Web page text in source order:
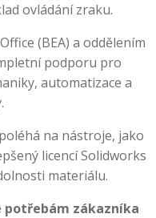
ovládání zraku.
(BEA) a oddělením
podporu pro
automatizace a
na nástroje, jako
licencí Solidworks
materiálu.
potřebám zákazníka